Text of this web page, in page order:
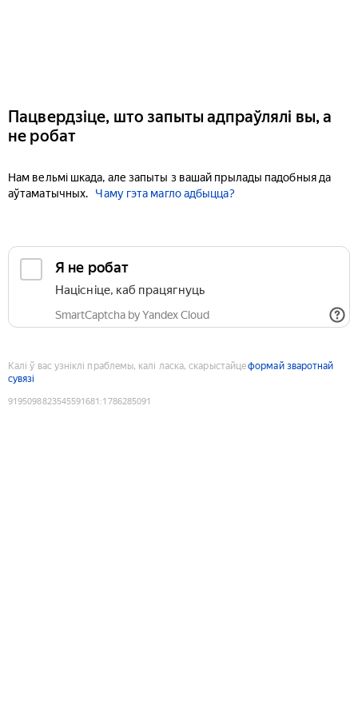
Пацвердзіце, што запыты адпраўлялі вы, а
не робат
Нам вельмі шкада, але запыты з вашай прылады падобныя да
аўтаматычных.
Чаму гэта магло адбыцца?
Я не робат
Націсніце, каб працягнуць
SmartCaptcha by Yandex Cloud
Калі ў вас узніклі праблемы, калі ласка, скарыстайцеформай зваротнай
сувязі
9195098823545591681 :1786285091